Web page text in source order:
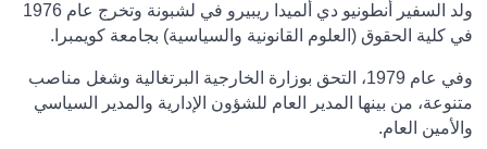
ولد السفير أنطونيو دي ألميدا ريبيرو في لشبونة وتخرج عام 1976
في كلية الحقوق (العلوم القانونية والسياسية) بجامعة كويمبرا .
وفي عام 1979، التحق بوزارة الخارجية البرتغالية وشغل مناصب
متنوعة، من بينها المدير العام للشؤون الإدارية والمدير السياسي
والأمين العام.